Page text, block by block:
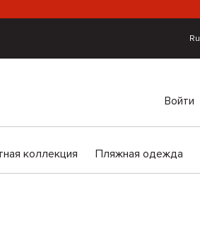
Ru
коллекция Пляжная одежда
Войти